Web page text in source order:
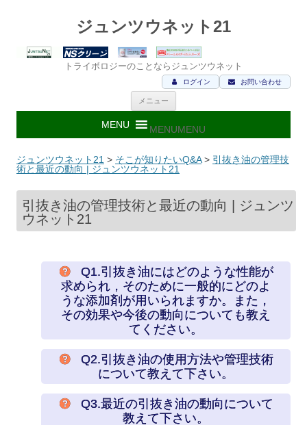
ジュンツウネット21
トライボロジーのことならジュンツウネット
お問い合わせ
ログイン
メニュー
ン
ツ
ス
キ
ッ
MENUMENU
ジュンツウネット21 > そこが知りたいQ&A> 引抜き油の管理技
術と最近の動向 | ジュンツウネット21
引抜き油の管理技術と最近の動向 | ジュンツ
ウネット21
Q1.引抜き油にはどのような性能が
求められ，そのために一般的にどのよ
うな添加剤が用いられますか。また，
その効果や今後の動向についても教え
てください。
Q2.引抜き油の使用方法や管理技術
について教えて下さい。
Q3.最近の引抜き油の動向について
教えて下さい。